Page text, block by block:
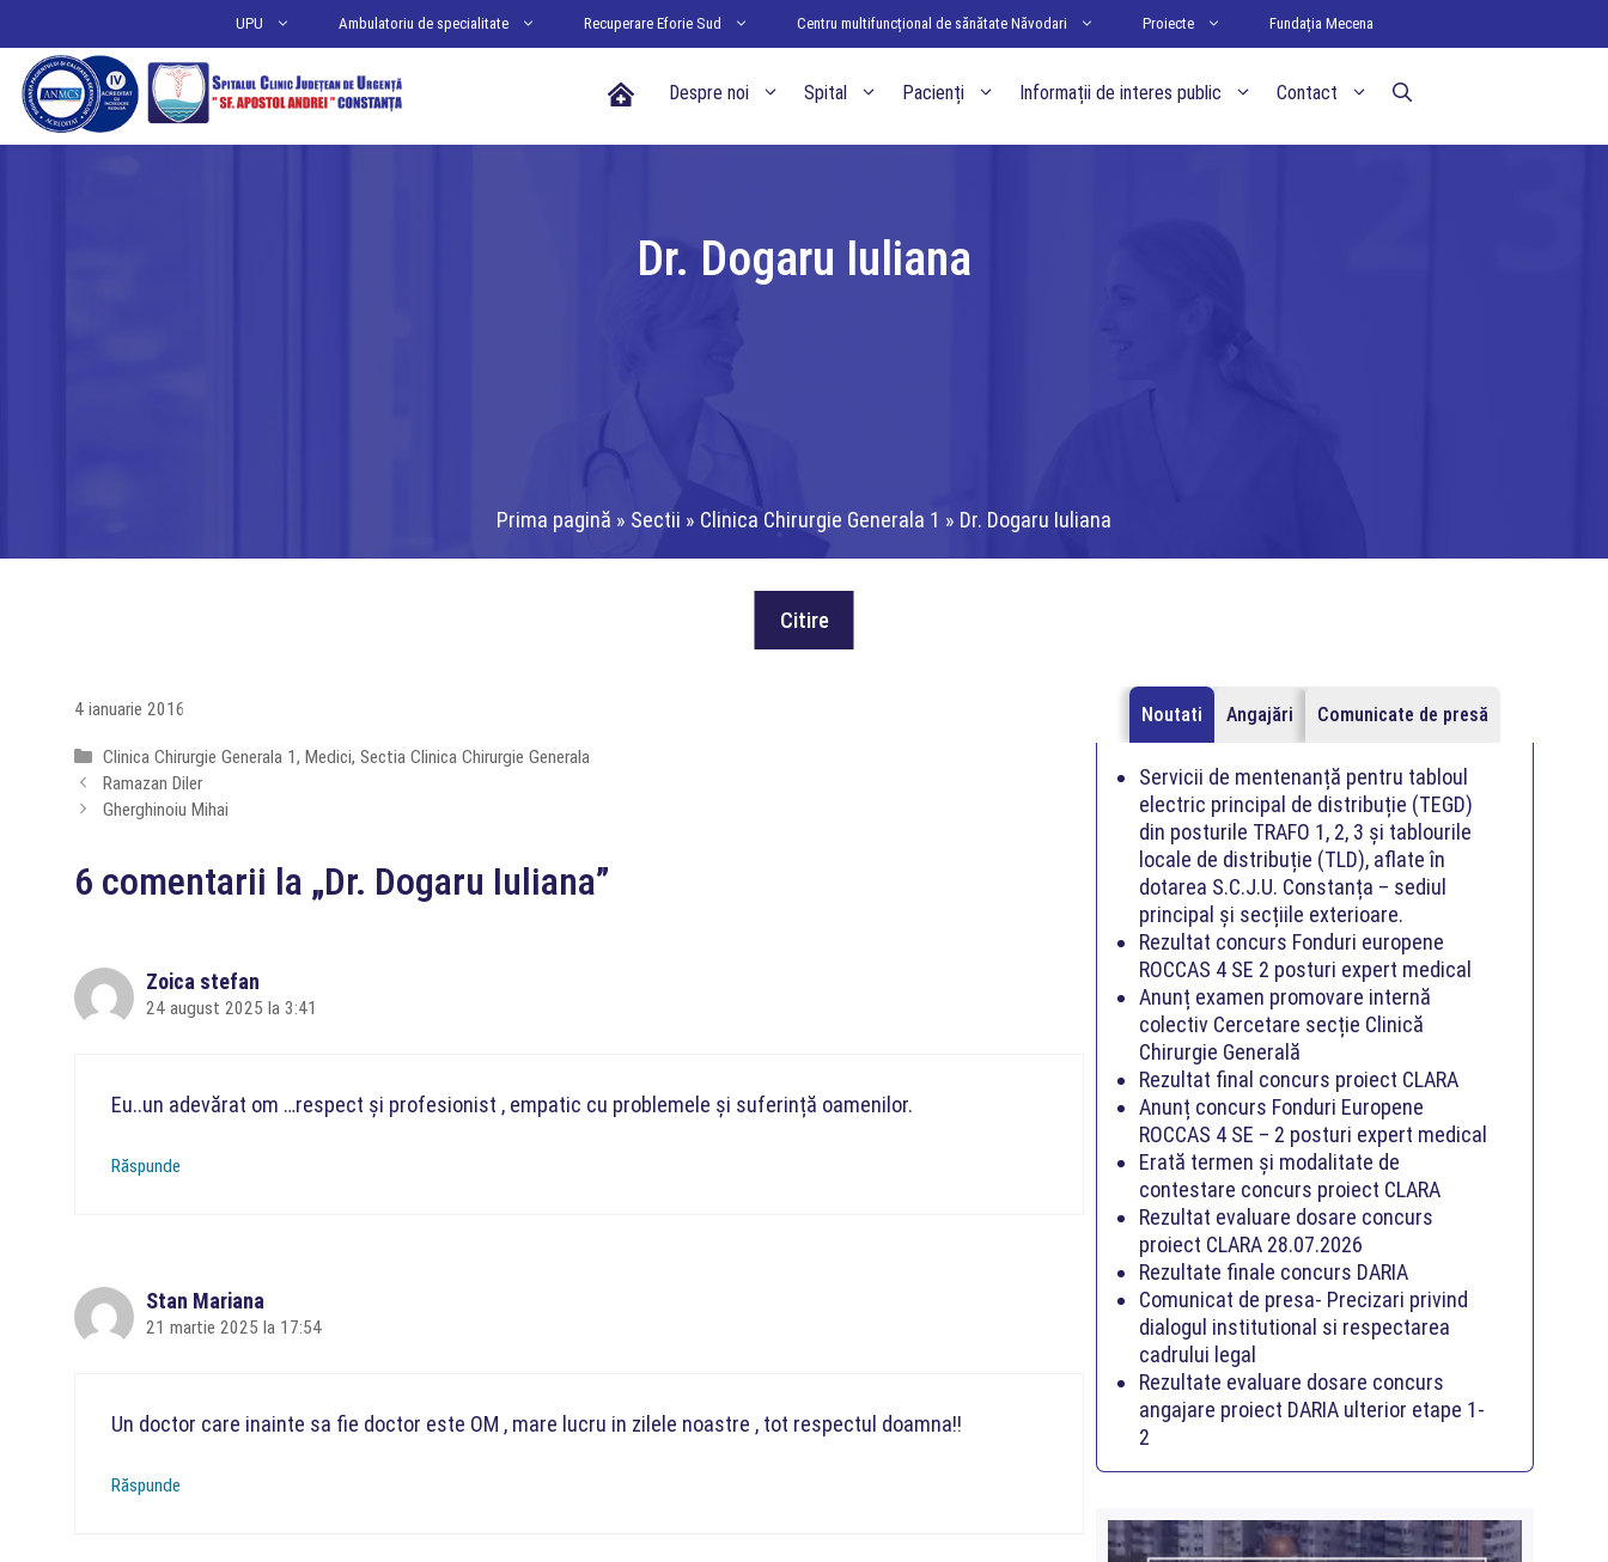
conținut
UPU Ambulatoriu de specialitate Recuperare Eforie Sud Centru multifuncțional de sănătate Năvodari Proiecte Fundația Mecena
Acasa Despre noi Spital Pacienți Informații de interes public Contact
Dr. Dogaru Iuliana
Prima pagină » Sectii » Clinica Chirurgie Generala 1 » Dr. Dogaru Iuliana
4 ianuarie 2016
Categorii
Clinica Chirurgie Generala 1,Medici,Sectia Clinica Chirurgie Generala
Ramazan Diler
Gherghinoiu Mihai
6 comentarii la „Dr. Dogaru Iuliana”
Zoica stefan
24 august 2025 la 3:41
Eu..un adevărat om …respect și profesionist , empatic cu problemele și suferință oamenilor.
Răspunde
Stan Mariana
21 martie 2025 la 17:54
Un doctor care inainte sa fie doctor este OM , mare lucru in zilele noastre , tot respectul doamna!!
Răspunde
Noutati Angajări Comunicate de presă
Servicii de mentenanță pentru tabloul
electric principal de distribuție (TEGD)
din posturile TRAFO 1, 2, 3 și tablourile
locale de distribuție (TLD), aflate în
dotarea S.C.J.U. Constanța – sediul
principal și secțiile exterioare.
Rezultat concurs Fonduri europene
ROCCAS 4 SE 2 posturi expert medical
Anunț examen promovare internă
colectiv Cercetare secție Clinică
Chirurgie Generală
Rezultat final concurs proiect CLARA
Anunț concurs Fonduri Europene
ROCCAS 4 SE – 2 posturi expert medical
Erată termen și modalitate de
contestare concurs proiect CLARA
Rezultat evaluare dosare concurs
proiect CLARA 28.07.2026
Rezultate finale concurs DARIA
Comunicat de presa- Precizari privind
dialogul institutional si respectarea
cadrului legal
Rezultate evaluare dosare concurs
angajare proiect DARIA ulterior etape 1-
2